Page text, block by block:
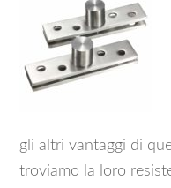
gli altri vantaggi di
troviamo la loro